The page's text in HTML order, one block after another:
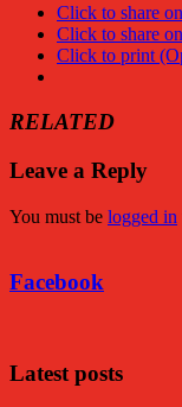
Click to share
Click to share
Click to print
RELATED
Leave a Reply
You must be logged in
Facebook
Latest posts